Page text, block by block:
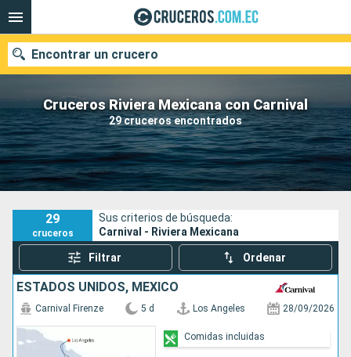
Cruceros Riviera Mexicana con Carnival
29 cruceros encontrados
Encontrar un crucero
Nuestros destinos
Fecha de salida
Puertos
Buscar
29
cruceros
Sus criterios de búsqueda:
Carnival - Riviera Mexicana
Filtrar Ordenar
ESTADOS UNIDOS, MÉXICO
Carnival Firenze 5 d Los Angeles 28/09/2026
Comidas incluidas